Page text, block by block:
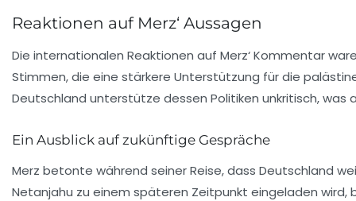
Reaktionen auf Merz‘ Aussagen
Die internationalen Reaktionen auf Merz‘ Kommentar
Stimmen, die eine stärkere Unterstützung für die
Deutschland unterstütze dessen Politiken unkritisch,
Ein Ausblick auf zukünftige Gespräche
Merz betonte während seiner Reise, dass Deutschland
Netanjahu zu einem späteren Zeitpunkt eingeladen